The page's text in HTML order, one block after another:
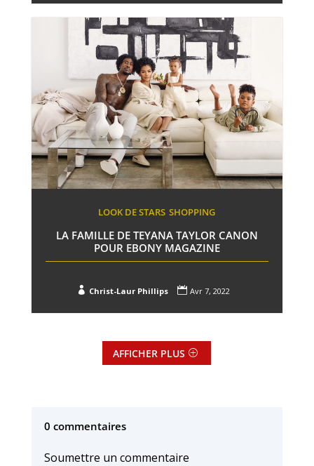
LOOK DE STARS SHOPPING
LA FAMILLE DE TEYANA TAYLOR CANON
POUR EBONY MAGAZINE
 Christ-Laur Phillips  Avr 7, 2022
AFFICHER PLUS
0 commentaires
Soumettre un commentaire